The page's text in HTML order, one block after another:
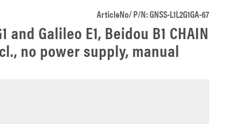
ArticleNo/ P/N: GNSS-L1L2G1GA-67
and Galileo E1, Beidou B1 CHAIN
no power supply, manual